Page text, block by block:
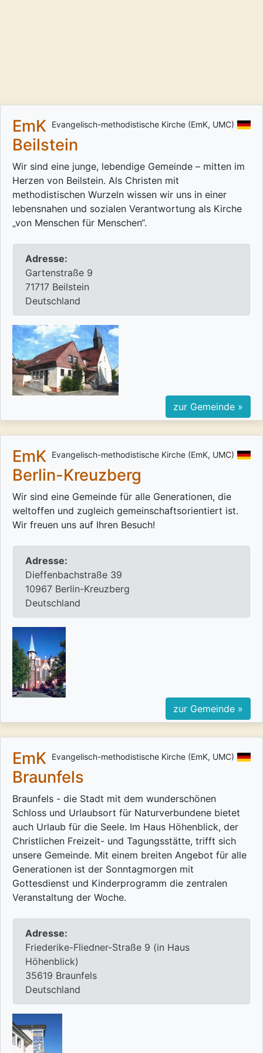
Evangelisch-methodistische Kirche (EmK, UMC)
EmK
Beilstein
Wir sind eine junge, lebendige Gemeinde – mitten im
Herzen von Beilstein. Als Christen mit
methodistischen Wurzeln wissen wir uns in einer
lebensnahen und sozialen Verantwortung als Kirche
„von Menschen für Menschen“.
Adresse:
Gartenstraße 9
71717 Beilstein
Deutschland
zur Gemeinde »
Evangelisch-methodistische Kirche (EmK, UMC)
EmK
Berlin-Kreuzberg
Wir sind eine Gemeinde für alle Generationen, die
weltoffen und zugleich gemeinschaftsorientiert ist.
Wir freuen uns auf Ihren Besuch!
Adresse:
Dieffenbachstraße 39
10967 Berlin-Kreuzberg
Deutschland
zur Gemeinde »
Evangelisch-methodistische Kirche (EmK, UMC)
EmK
Braunfels
Braunfels - die Stadt mit dem wunderschönen
Schloss und Urlaubsort für Naturverbundene bietet
auch Urlaub für die Seele. Im Haus Höhenblick, der
Christlichen Freizeit- und Tagungsstätte, trifft sich
unsere Gemeinde. Mit einem breiten Angebot für alle
Generationen ist der Sonntagmorgen mit
Gottesdienst und Kinderprogramm die zentralen
Veranstaltung der Woche.
Adresse:
Friederike-Fliedner-Straße 9 (in Haus
Höhenblick)
35619 Braunfels
Deutschland